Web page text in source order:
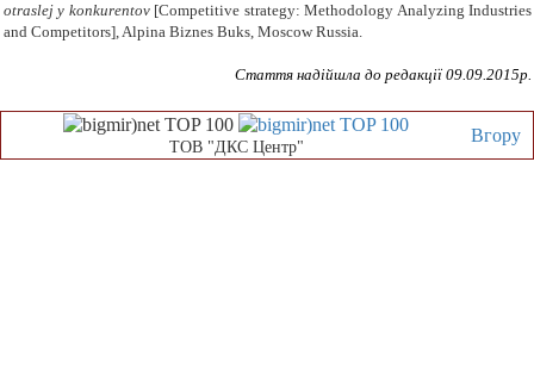
otraslej y konkurentov[Competitive strategy: Methodology Analyzing Industries
and Competitors],Alpina Biznes Buks, Moscow Russia.
Стаття надійшла до редакції 09.09.2015р.
Вгору
ТОВ "ДКС Центр"